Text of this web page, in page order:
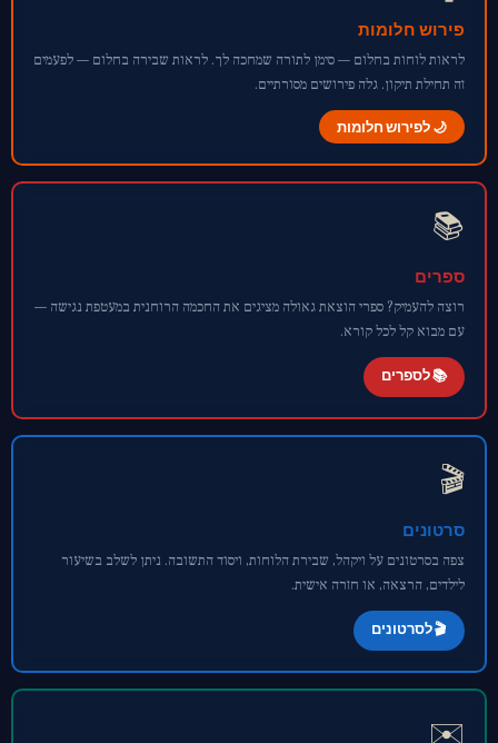
פירוש חלומות
לראות לוחות בחלום — סימן לתורה שמחכה לך. לראות שבירה בחלום — לפעמים
זה תחילת תיקון. גלה פירושים מסורתיים.
🌙 לפירוש חלומות
📚
ספרים
רוצה להעמיק? ספרי הוצאת גאולה מציגים את החכמה הרוחנית במעטפת נגישה —
עם מבוא קל לכל קורא.
📚 לספרים
🎬
סרטונים
צפה בסרטונים על ויקהל, שבירת הלוחות, ויסוד התשובה. ניתן לשלב בשיעור
לילדים, הרצאה, או חזרה אישית.
🎬 לסרטונים
✉️